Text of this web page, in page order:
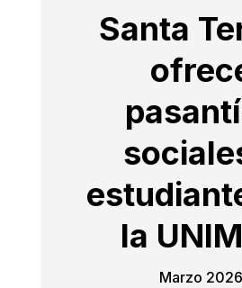
Santa
la
Marzo 2026